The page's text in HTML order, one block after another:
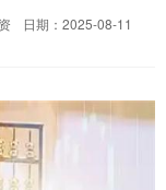
日期：2025-08-11